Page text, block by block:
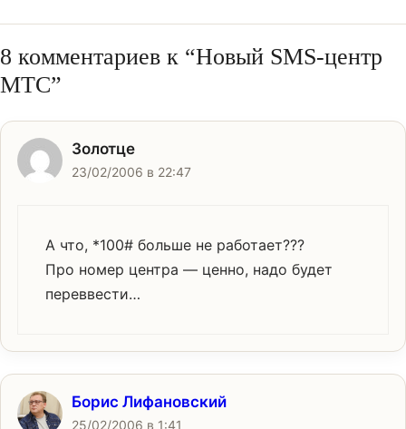
8 комментариев к “Новый SMS-центр
МТС”
Золотце
23/02/2006 в 22:47
А что, *100# больше не работает???
Про номер центра — ценно, надо будет
переввести…
Борис Лифановский
25/02/2006 в 1:41